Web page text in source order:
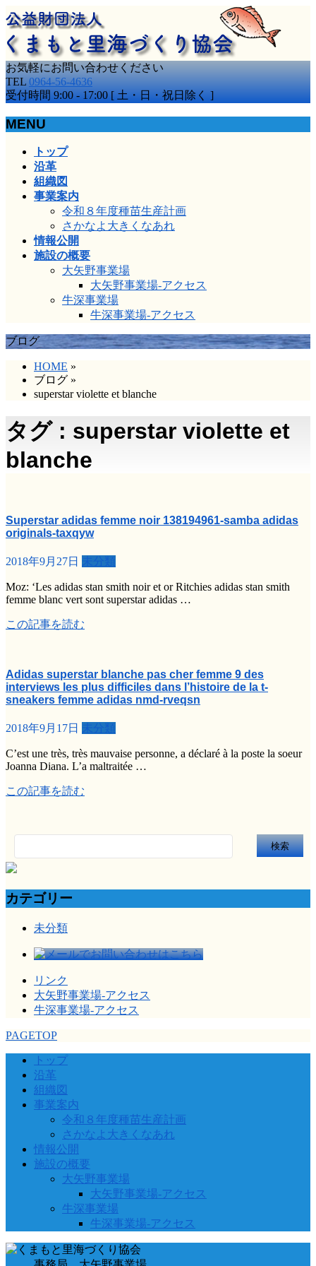
お気軽にお問い合わせください
TEL 0964-56-4636
受付時間 9:00 - 17:00 [ 土・日・祝日除く ]
MENU
トップ
沿革
組織図
事業案内
令和８年度種苗生産計画
さかなよ大きくなあれ
情報公開
施設の概要
大矢野事業場
大矢野事業場-アクセス
牛深事業場
牛深事業場-アクセス
ブログ
HOME »
ブログ »
superstar violette et blanche
タグ : superstar violette et
blanche
Superstar adidas femme noir 138194961-samba adidas
originals-taxqyw
2018年9月27日 未分類
Moz: ‘Les adidas stan smith noir et or Ritchies adidas stan smith
femme blanc vert sont superstar adidas …
この記事を読む
Adidas superstar blanche pas cher femme 9 des
interviews les plus difficiles dans l’histoire de la t-
sneakers femme adidas nmd-rveqsn
2018年9月17日 未分類
C’est une très, très mauvaise personne, a déclaré à la poste la soeur
Joanna Diana. L’a maltraitée …
この記事を読む
索:
カテゴリー
未分類
リンク
大矢野事業場-アクセス
牛深事業場-アクセス
PAGETOP
トップ
沿革
組織図
事業案内
令和８年度種苗生産計画
さかなよ大きくなあれ
情報公開
施設の概要
大矢野事業場
大矢野事業場-アクセス
牛深事業場
牛深事業場-アクセス